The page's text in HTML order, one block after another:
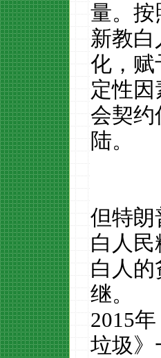
量。按
新教
化，赋
定性
会契
陆。
但特朗
白人
白人
继。
2015
垃圾》